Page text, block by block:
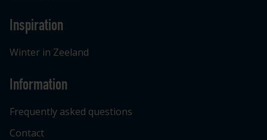
Inspiration
Winter in Zeeland
Information
Frequently asked questions
Contact